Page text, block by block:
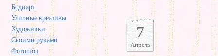
Бодиарт
Уличные креативы
Художники
Своими руками
Фотошоп
7
Апрель